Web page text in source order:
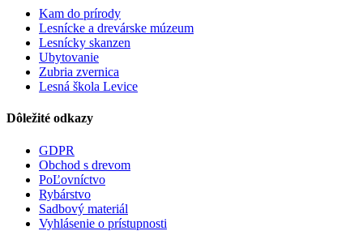
Kam do prírody
Lesnícke a drevárske múzeum
Lesnícky skanzen
Ubytovanie
Zubria zvernica
Lesná škola Levice
Dôležité odkazy
GDPR
Obchod s drevom
PoĽovníctvo
Rybárstvo
Sadbový materiál
Vyhlásenie o prístupnosti